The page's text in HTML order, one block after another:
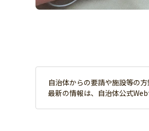
自治体からの要請や施設等の
最新の情報は、自治体公式